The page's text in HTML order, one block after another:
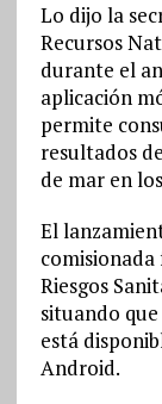
Lo dijo la
Recursos
durante el
aplicación
permite
resultados
de mar en
El
Riesgos
situando
está
Android.